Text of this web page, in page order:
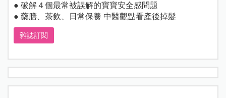
● 破解４個最常被誤解的寶寶安全感問題
● 藥膳、茶飲、日常保養 中醫觀點看產後掉髮
雜誌訂閱